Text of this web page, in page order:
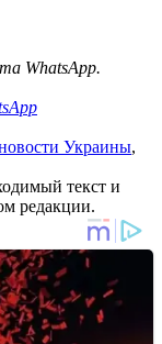
WhatsApp.
Украины,
текст и
редакции.